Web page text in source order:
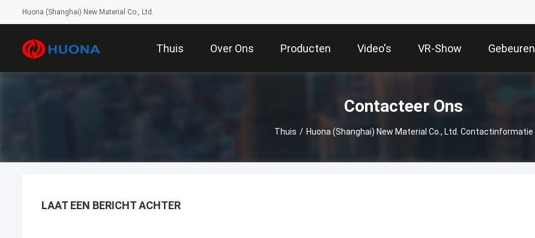
Huona (Shanghai) New Material Co., Ltd.
Thuis Over Ons Producten Video's VR-Show Gebeuren
Contacteer Ons
Thuis / Huona (Shanghai) New Material Co., Ltd. Contactinformatie
LAAT EEN BERICHT ACHTER